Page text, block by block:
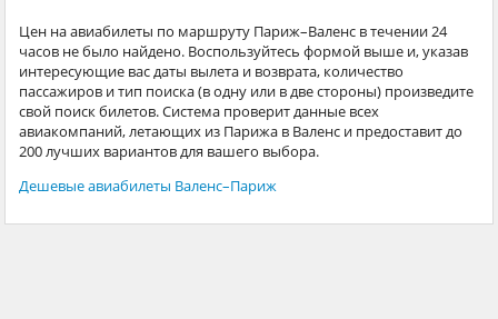
Цен на авиабилеты по маршруту Париж–Валенс в течении 24
часов не было найдено. Воспользуйтесь формой выше и, указав
интересующие вас даты вылета и возврата, количество
пассажиров и тип поиска (в одну или в две стороны) произведите
свой поиск билетов. Система проверит данные всех
авиакомпаний, летающих из Парижа в Валенс и предоставит до
200 лучших вариантов для вашего выбора.
Дешевые авиабилеты Валенс–Париж